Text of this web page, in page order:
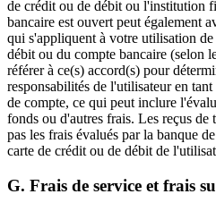
de crédit ou de débit ou l'institution
bancaire est ouvert peut également
qui s'appliquent à votre utilisation
débit ou du compte bancaire (selon
référer à ce(s) accord(s) pour
responsabilités de l'utilisateur en
de compte, ce qui peut inclure
fonds ou d'autres frais. Les reçus
pas les frais évalués par la banque
carte de crédit ou de débit de
G. Frais de service et frais